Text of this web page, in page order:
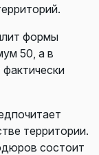
формы
50, а в
территории.
состоит